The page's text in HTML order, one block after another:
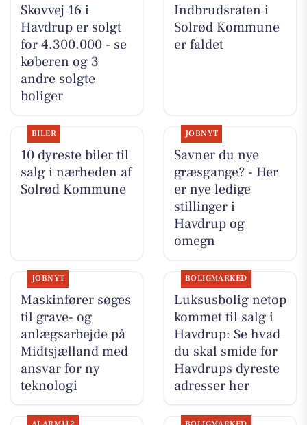
Skovvej 16 i
Havdrup er solgt
for 4.300.000 - se
køberen og 3
andre solgte
boliger
Indbrudsraten i
Solrød Kommune
er faldet
BILER
10 dyreste biler til
salg i nærheden af
Solrød Kommune
JOBNYT
Savner du nye
græsgange? - Her
er nye ledige
stillinger i
Havdrup og
omegn
JOBNYT
Maskinfører søges
til grave- og
anlægsarbejde på
Midtsjælland med
ansvar for ny
teknologi
BOLIGMARKED
Luksusbolig netop
kommet til salg i
Havdrup: Se hvad
du skal smide for
Havdrups dyreste
adresser her